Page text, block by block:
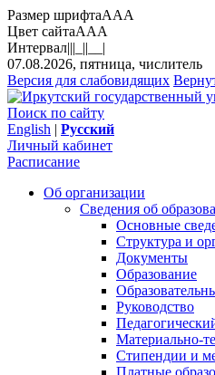
Размер шрифтаAAA
Цвет сайтаAAA
Интервал|||_||__|
07.08.2026, пятница, числитель
Версия для слабовидящих
Поиск по сайту
English | Русский
Личный кабинет
Расписание
Об организации
Сведения об
Основные
Структура и
Документы
Образование
Руководство
Материально-
Стипендии и
Платные